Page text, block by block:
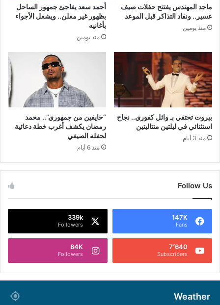
ماجد المهندس يفتتح حفلات صيف
عسير.. ونفاد التذاكر قبل الموعد
منذ يومين
أحمد سعد يفاجئ جمهور الساحل
بظهور غير معلن.. ويشعل الأجواء
بأغانيه
منذ يومين
بيروت تحتفي بـ وائل كفوري.. نجاح
استثنائي في ليلتين متتاليتين
منذ 3 أيام
“خايفين من جمهوري”.. محمد
رمضان يكشف أغرب خطة دعائية
لحفله الصيفي
منذ 6 أيام
Follow Us
147K
Fans
339k
Followers
7٬640
Subscribers
84K
Followers
Weather